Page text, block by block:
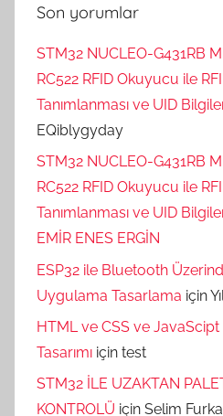
Son yorumlar
STM32 NUCLEO-G431RB
RC522 RFID Okuyucu ile
Tanımlanması ve UID
EQiblygyday
STM32 NUCLEO-G431RB
RC522 RFID Okuyucu ile
Tanımlanması ve UID
EMİR ENES ERGİN
ESP32 ile Bluetooth
Uygulama Tasarlama için
HTML ve CSS ve
Tasarımı için test
STM32 İLE UZAKTAN
KONTROLÜ için Selim